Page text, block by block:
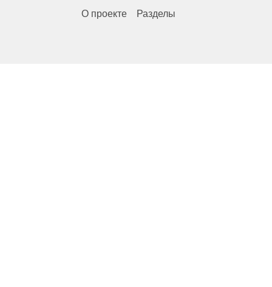
О проекте Разделы